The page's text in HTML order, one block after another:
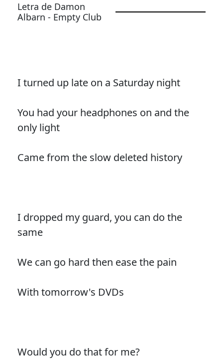
Letra de Damon
Albarn - Empty Club
I turned up late on a Saturday night
You had your headphones on and the
only light
Came from the slow deleted history
I dropped my guard, you can do the
same
We can go hard then ease the pain
With tomorrow's DVDs
Would you do that for me?